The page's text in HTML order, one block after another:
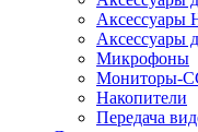
Аксессуары
Аксессуары
Микрофоны
Мониторы-
Накопители
Передача